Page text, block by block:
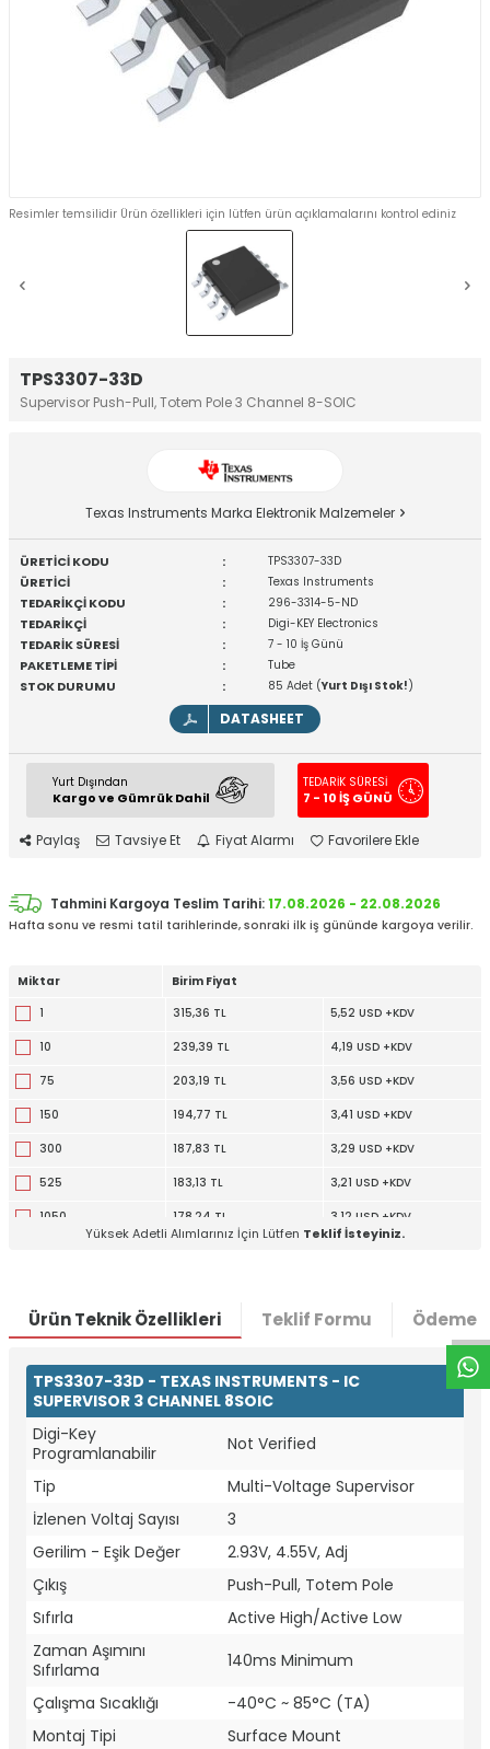
W
h
t
a
p
p
D
e
s
e
H
a
t
t
TPS3307-33D
Supervisor Push-Pull, Totem Pole 3 Channel 8-SOIC
Resimler temsilidir Ürün özellikleri için lütfen ürün açıklamalarını kontrol ediniz
Texas Instruments Marka Elektronik Malzemeler
ÜRETİCİ KODU : TPS3307-33D
ÜRETİCİ : Texas Instruments
TEDARİKÇİ KODU : 296-3314-5-ND
TEDARİKÇİ : Digi-KEY Electronics
TEDARİK SÜRESİ : 7 - 10 İş Günü
PAKETLEME TİPİ : Tube
STOK DURUMU : 85 Adet (Yurt Dışı Stok!)
DATASHEET
Yurt Dışından
Kargo ve Gümrük Dahil
TEDARİK SÜRESİ
7 - 10 İŞ GÜNÜ
Paylaş Tavsiye Et Fiyat Alarmı Favorilere Ekle
Tahmini Kargoya Teslim Tarihi:17.08.2026 - 22.08.2026
Hafta sonu ve resmi tatil tarihlerinde, sonraki ilk iş gününde kargoya verilir.
Miktar
Birim Fiyat
1
315,36 TL 5,52 USD +KDV
10 239,39 TL 4,19 USD +KDV
75 203,19 TL 3,56 USD +KDV
150 194,77 TL 3,41 USD +KDV
300 187,83 TL 3,29 USD +KDV
525 183,13 TL 3,21 USD +KDV
1050 178,24 TL 3,12 USD +KDV
Yüksek Adetli Alımlarınız İçin Lütfen Teklif İsteyiniz.
Ürün Teknik Özellikleri Teklif Formu Ödeme
TPS3307-33D - TEXAS INSTRUMENTS - IC
SUPERVISOR 3 CHANNEL 8SOIC
Digi-Key
Programlanabilir
Not Verified
Tip
Multi-Voltage Supervisor
İzlenen Voltaj Sayısı
3
Gerilim - Eşik Değer
2.93V, 4.55V, Adj
Çıkış
Push-Pull, Totem Pole
Sıfırla
Active High/Active Low
Zaman Aşımını
Sıfırlama
140ms Minimum
Çalışma Sıcaklığı
-40°C ~ 85°C (TA)
Montaj Tipi
Surface Mount